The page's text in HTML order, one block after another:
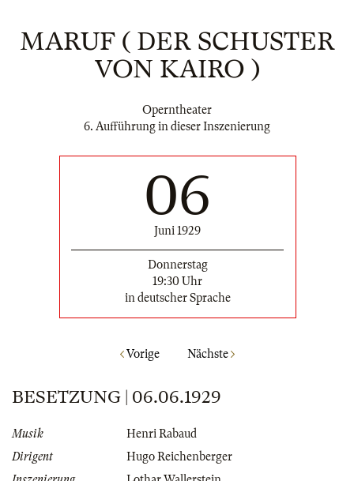
MARUF ( DER SCHUSTER
VON KAIRO )
Operntheater
6. Aufführung in dieser Inszenierung
06
Juni 1929
Donnerstag
19:30 Uhr
in deutscher Sprache
Vorige Nächste
BESETZUNG | 06.06.1929
Musik
Henri Rabaud
Dirigent
Hugo Reichenberger